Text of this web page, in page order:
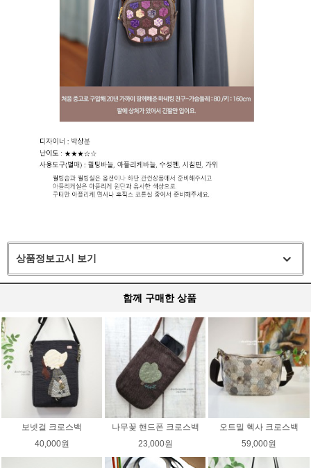
상품정보고시 보기
함께 구매한 상품
보넷걸 크로스백
40,000원
나무꽃 핸드폰 크로스백
23,000원
오트밀 헥사 크로스백
59,000원